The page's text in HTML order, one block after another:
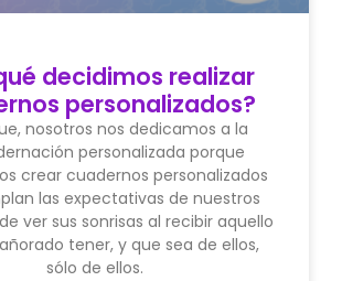
decidimos realizar
personalizados?
nosotros nos dedicamos a la
personalizada porque
crear cuadernos personalizados
las expectativas de nuestros
ver sus sonrisas al recibir aquello
tener, y que sea de ellos,
sólo de ellos.